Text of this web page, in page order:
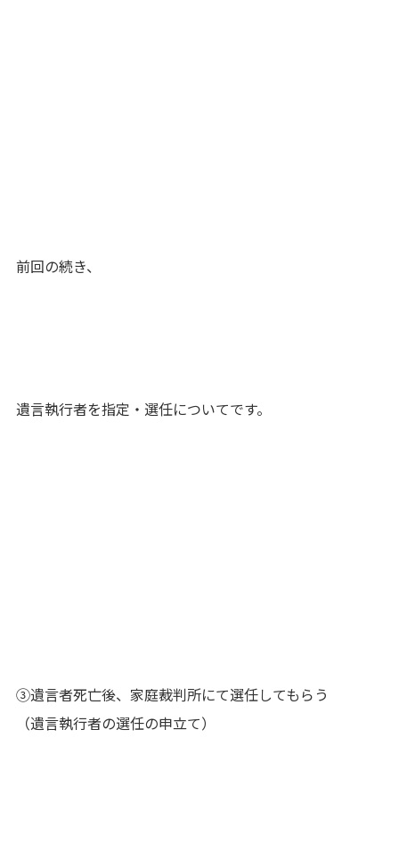
前回の続き、
遺言執行者を指定・選任についてです。
③遺言者死亡後、家庭裁判所にて選任してもらう
（遺言執行者の選任の申立て）